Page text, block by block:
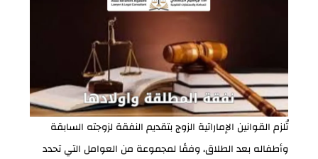
تُلزم القوانين الإماراتية الزوج بتقديم النفقة لزوجته السابقة
وأطفاله بعد الطلاق، وفقًا لمجموعة من العوامل التي تحدد